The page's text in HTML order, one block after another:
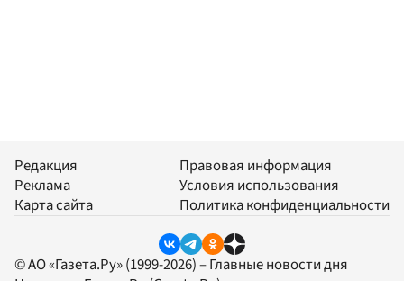
Редакция
Реклама
Карта сайта
Правовая информация
Условия использования
Политика конфиденциальности
© АО «Газета.Ру» (1999-2026) – Главные новости дня